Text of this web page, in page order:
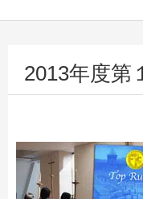
2013年度第